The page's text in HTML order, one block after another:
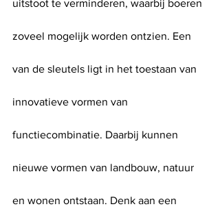
uitstoot te verminderen, waarbij boeren
zoveel mogelijk worden ontzien. Een
van de sleutels ligt in het toestaan van
innovatieve vormen van
functiecombinatie. Daarbij kunnen
nieuwe vormen van landbouw, natuur
en wonen ontstaan. Denk aan een